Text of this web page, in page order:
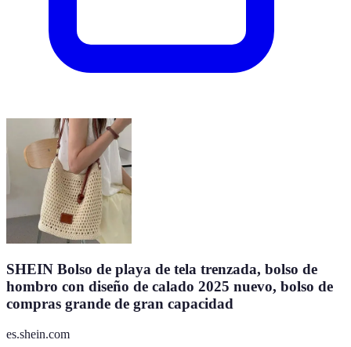
SHEIN Bolso de playa de tela trenzada, bolso de
hombro con diseño de calado 2025 nuevo, bolso de
compras grande de gran capacidad
es.shein.com